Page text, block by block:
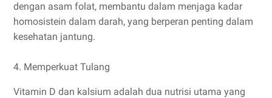
dengan asam folat, membantu dalam menjaga kadar
homosistein dalam darah, yang berperan penting dalam
kesehatan jantung.
4. Memperkuat Tulang
Vitamin D dan kalsium adalah dua nutrisi utama yang